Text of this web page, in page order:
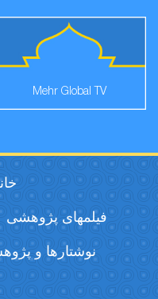
Mehr Global TV
فیلمهای پژوهشی
نوشتارها و